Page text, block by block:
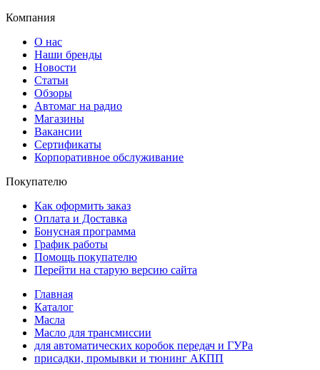
Компания
О нас
Наши бренды
Новости
Статьи
Обзоры
Автомаг на радио
Магазины
Вакансии
Сертификаты
Корпоративное обслуживание
Покупателю
Как оформить заказ
Оплата и Доставка
Бонусная программа
График работы
Помощь покупателю
Перейти на старую версию сайта
Главная
Каталог
Масла
Масло для трансмиссии
для автоматических коробок передач и ГУРа
присадки, промывки и тюнинг АКПП